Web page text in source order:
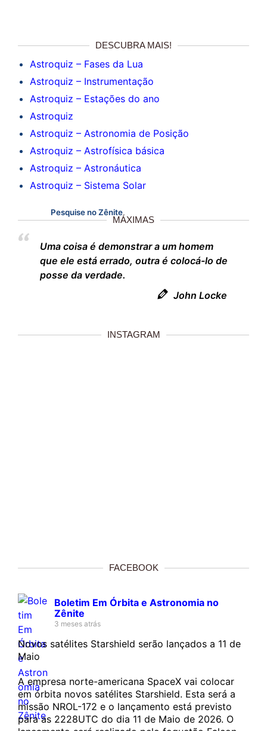
DESCUBRA MAIS!
Astroquiz – Fases da Lua
Astroquiz – Instrumentação
Astroquiz – Estações do ano
Astroquiz
Astroquiz – Astronomia de Posição
Astroquiz – Astrofísica básica
Astroquiz – Astronáutica
Astroquiz – Sistema Solar
Pesquise no Zênite
MÁXIMAS
Uma coisa é demonstrar a um homem
que ele está errado, outra é colocá-lo de
posse da verdade.
John Locke
INSTAGRAM
FACEBOOK
Boletim Em Órbita e Astronomia no
Zênite
3 meses atrás
Novos satélites Starshield serão lançados a 11 de
Maio
A empresa norte-americana SpaceX vai colocar
em órbita novos satélites Starshield. Esta será a
missão NROL-172 e o lançamento está previsto
para as 2228UTC do dia 11 de Maio de 2026. O